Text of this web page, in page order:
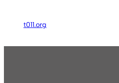
ス
t011.org